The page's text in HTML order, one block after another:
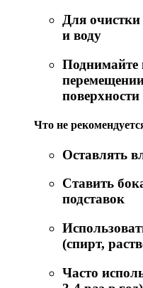
Для
и воду
Поднимайте
поверхности
Что не
Оставлять
Ставить
подставок
(спирт,
Часто